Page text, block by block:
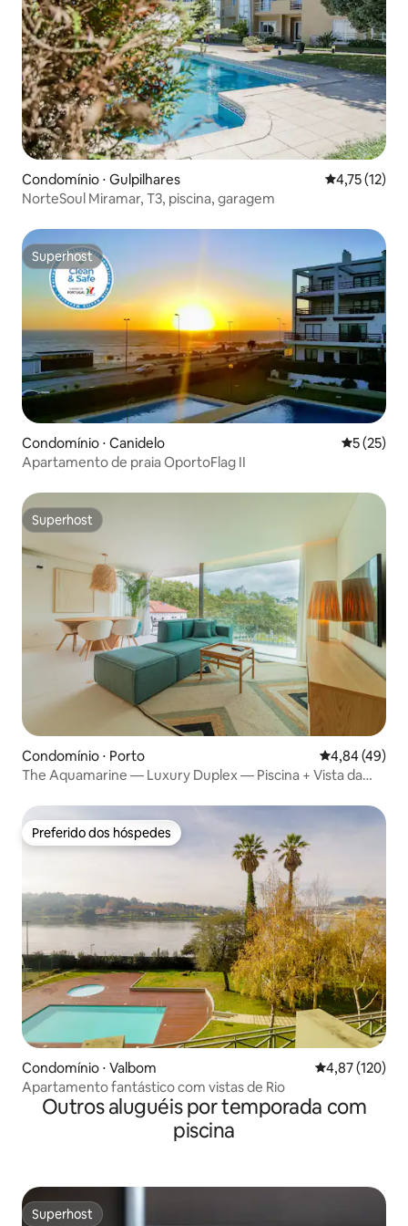
Condomínio ⋅ Gulpilhares 4,75 de uma
4,75 (12)
NorteSoul Miramar, T3, piscina, garagem
Superhost
Superhost
Condomínio ⋅ Canidelo 5 de uma
5 (25)
Apartamento de praia OportoFlag II
Superhost
Superhost
Condomínio ⋅ Porto 4,84 de uma
4,84 (49)
The Aquamarine — Luxury Duplex — Piscina + Vista da
Preferido dos hóspedes
Preferido dos hóspedes
Condomínio ⋅ Valbom 4,87 de uma
4,87 (120)
Apartamento fantástico com vistas de Rio
Outros aluguéis por temporada com
piscina
Superhost
Superhost